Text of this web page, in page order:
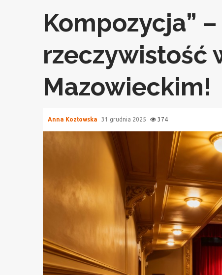
Kompozycja”
rzeczywistość
Mazowieckim!
Anna Kozłowska 31 grudnia 2025 374